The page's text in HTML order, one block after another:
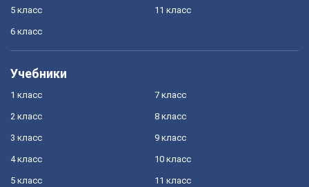
5 класс
6 класс
11 класс
Учебники
1 класс
2 класс
3 класс
4 класс
5 класс
7 класс
8 класс
9 класс
10 класс
11 класс